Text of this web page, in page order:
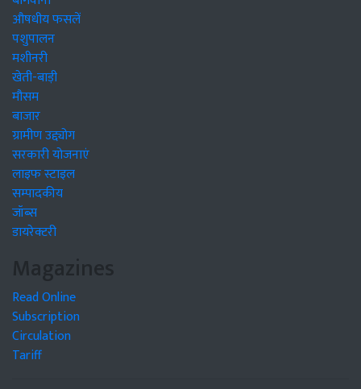
औषधीय फसलें
पशुपालन
मशीनरी
खेती-बाड़ी
मौसम
बाजार
ग्रामीण उद्द्योग
सरकारी योजनाएं
लाइफ स्टाइल
सम्पादकीय
जॉब्स
डायरेक्टरी
Magazines
Read Online
Subscription
Circulation
Tariff